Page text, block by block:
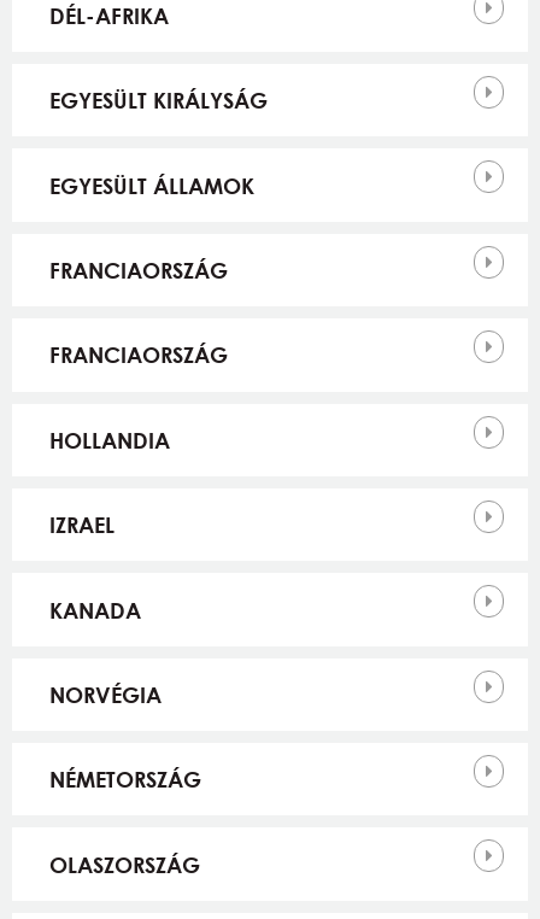
DÉL-AFRIKA
EGYESÜLT KIRÁLYSÁG
EGYESÜLT ÁLLAMOK
FRANCIAORSZÁG
FRANCIAORSZÁG
HOLLANDIA
IZRAEL
KANADA
NORVÉGIA
NÉMETORSZÁG
OLASZORSZÁG